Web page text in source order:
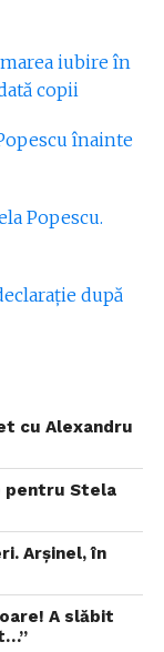
iubire în
copii
înainte
Popescu.
după
cu Alexandru
pentru Stela
Arșinel, în
A slăbit